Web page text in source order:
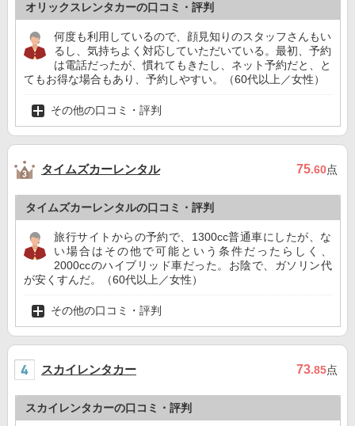
オリックスレンタカーの口コミ・評判
何度も利用しているので、顔見知りのスタッフさんもい
るし、気持ちよく対応していただいている。最初、予約
は電話だったが、慣れてもきたし、ネット予約だと、と
てもお得な場合もあり、予約しやすい。（60代以上／女性）
その他の口コミ・評判
タイムズカーレンタル 75.60点
タイムズカーレンタルの口コミ・評判
旅行サイトからの予約で、1300cc普通車にしたが、な
い場合はその他で可能という条件だったらしく、
2000ccのハイブリッド車だった。お陰で、ガソリン代
が安くすんだ。（60代以上／女性）
その他の口コミ・評判
スカイレンタカー 73.85点
スカイレンタカーの口コミ・評判